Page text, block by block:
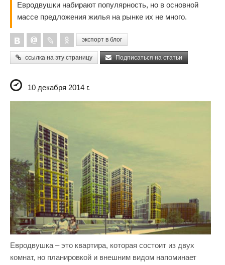
Евродвушки набирают популярность, но в основной
массе предложения жилья на рынке их не много.
экспорт в блог
ссылка на эту страницу Подписаться на статьи
10 декабря 2014 г.
Евродвушка – это квартира, которая состоит из двух
комнат, но планировкой и внешним видом напоминает